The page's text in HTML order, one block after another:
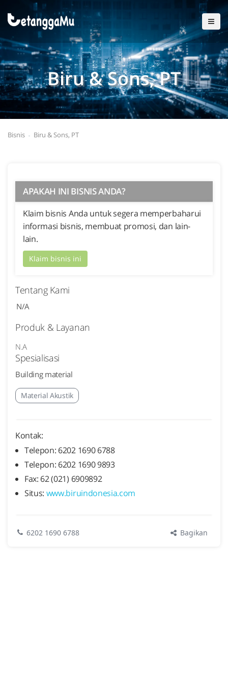
Biru & Sons, PT
Bisnis Biru & Sons, PT
APAKAH INI BISNIS ANDA?
Klaim bisnis Anda untuk segera memperbaharui
informasi bisnis, membuat promosi, dan lain-
lain.
Klaim bisnis ini
Tentang Kami
N/A
Produk & Layanan
N.A
Spesialisasi
Building material
Material Akustik
Kontak:
Telepon: 6202 1690 6788
Telepon: 6202 1690 9893
Fax: 62 (021) 6909892
Situs: www.biruindonesia.com
6202 1690 6788 Bagikan